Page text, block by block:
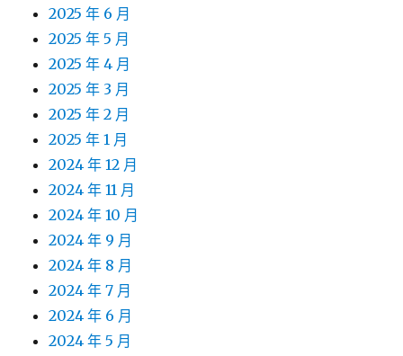
2025 年 6 月
2025 年 5 月
2025 年 4 月
2025 年 3 月
2025 年 2 月
2025 年 1 月
2024 年 12 月
2024 年 11 月
2024 年 10 月
2024 年 9 月
2024 年 8 月
2024 年 7 月
2024 年 6 月
2024 年 5 月